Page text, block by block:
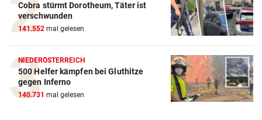
Cobra stürmt Dorotheum, Täter ist
verschwunden
141.552 mal gelesen
NIEDERÖSTERREICH
500 Helfer kämpfen bei Gluthitze
gegen Inferno
140.731 mal gelesen
ZUM VERGLEICH
E-Bike Vergleich
ZUM VERGLEICH
Elektro-Scooter Vergleich
ZUM VERGLEICH